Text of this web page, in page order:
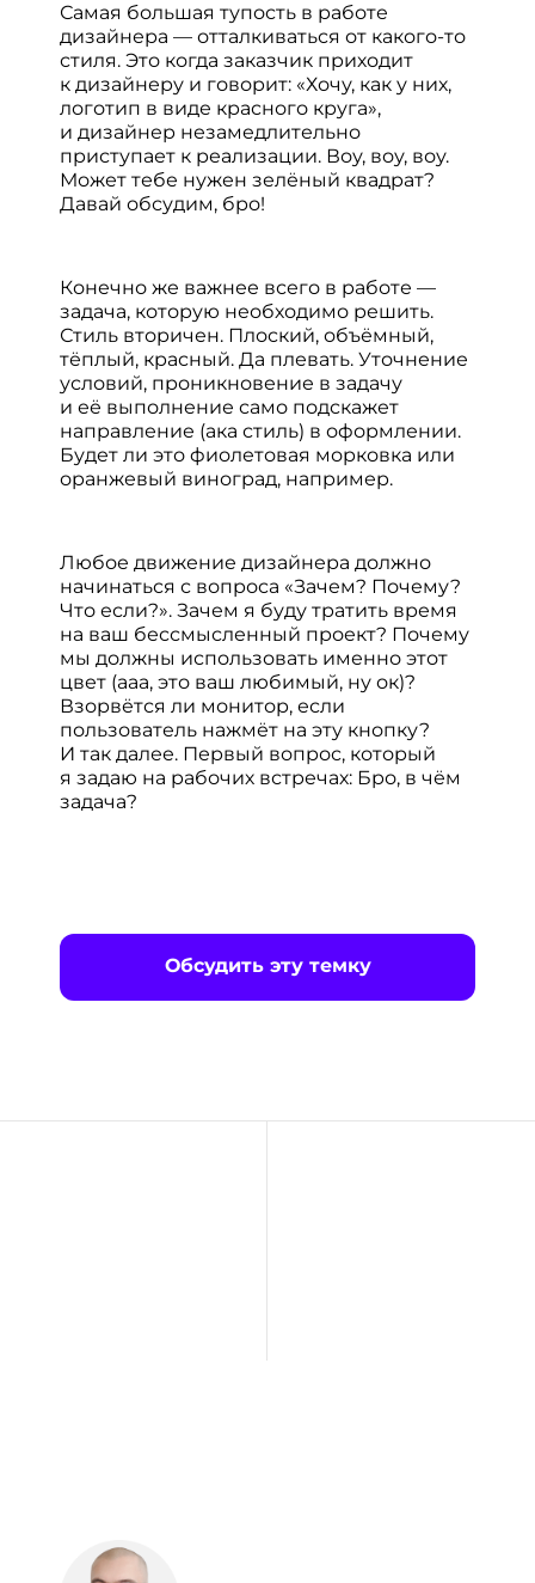
Самая большая тупость в работе
дизайнера — отталкиваться от какого-то
стиля. Это когда заказчик приходит
к дизайнеру и говорит: «Хочу, как у них,
логотип в виде красного круга»,
и дизайнер незамедлительно
приступает к реализации. Воу, воу, воу.
Может тебе нужен зелёный квадрат?
Давай обсудим, бро!
Конечно же важнее всего в работе —
задача, которую необходимо решить.
Стиль вторичен. Плоский, объёмный,
тёплый, красный. Да плевать. Уточнение
условий, проникновение в задачу
и её выполнение само подскажет
направление (ака стиль) в оформлении.
Будет ли это фиолетовая морковка или
оранжевый виноград, например.
Любое движение дизайнера должно
начинаться с вопроса «Зачем? Почему?
Что если?». Зачем я буду тратить время
на ваш бессмысленный проект? Почему
мы должны использовать именно этот
цвет (ааа, это ваш любимый, ну ок)?
Взорвётся ли монитор, если
пользователь нажмёт на эту кнопку?
И так далее. Первый вопрос, который
я задаю на рабочих встречах: Бро, в чём
задача?
Обсудить эту темку